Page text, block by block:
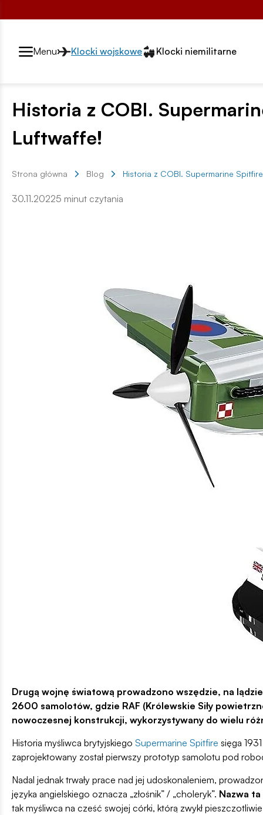
Przełącznik segmentów2
Menu Klocki wojskowe Klocki niemilitarne
Historia z COBI.
Luftwaffe!
Strona główna Blog Historia z COBI. Supermarine
30.11.20225 minut czytania
Drugą wojnę światową prowadzono wszędzie, na
2600 samolotów, gdzie RAF (Królewskie Siły
nowoczesnej konstrukcji, wykorzystywany do wielu
Historia myśliwca brytyjskiego Supermarine Spitfire sięga
zaprojektowany został pierwszy prototyp samolotu pod
Nadal jednak trwały prace nad jej udoskonaleniem,
języka angielskiego oznacza „złośnik” / „choleryk”. Nazwa
tak myśliwca na cześć swojej córki, którą zwykł